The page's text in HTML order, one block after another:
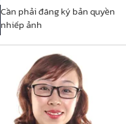
Cần phải đăng ký bản quyền
nhiếp ảnh